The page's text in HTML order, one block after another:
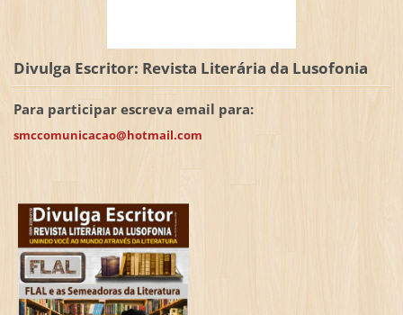
Divulga Escritor: Revista Literária da Lusofonia
Para participar escreva email para:
smccomunicacao@hotmail.com